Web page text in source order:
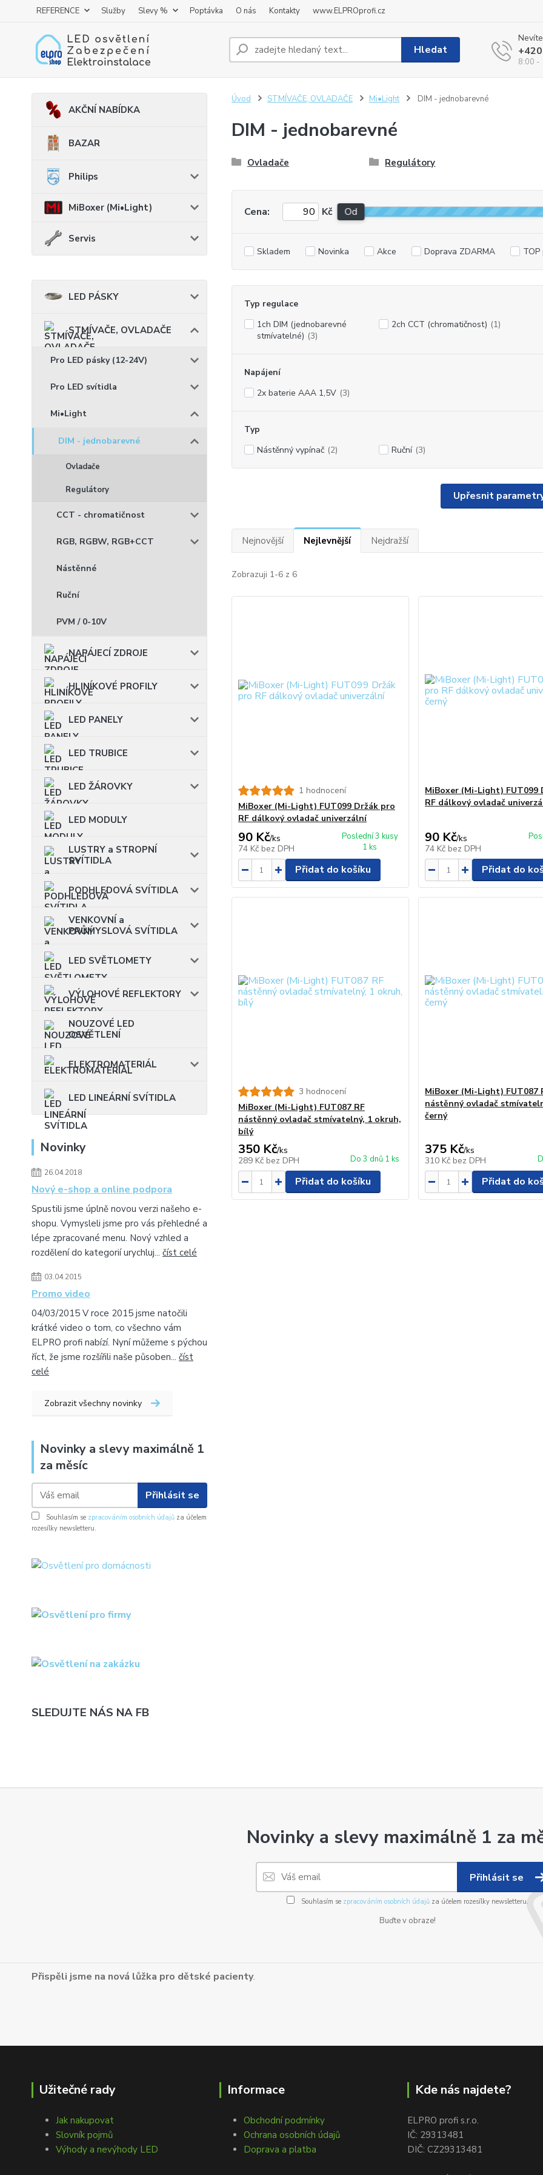
REFERENCE Služby Slevy % Poptávka O nás Kontakty www.ELPROprofi.cz
Hledat
8:00 -
AKČNÍ NABÍDKA
BAZAR
Philips
MiBoxer (Mi•Light)
Servis
LED PÁSKY
STMÍVAČE, OVLADAČE
Pro LED pásky (12-24V)
Pro LED svítidla
Mi•Light
DIM - jednobarevné
Ovladače
Regulátory
CCT - chromatičnost
RGB, RGBW, RGB+CCT
Nástěnné
Ruční
PVM / 0-10V
NAPÁJECÍ ZDROJE
HLINÍKOVÉ PROFILY
LED PANELY
LED TRUBICE
LED ŽÁROVKY
LED MODULY
LUSTRY a STROPNÍ
SVÍTIDLA
PODHLEDOVÁ SVÍTIDLA
VENKOVNÍ a
PRŮMYSLOVÁ SVÍTIDLA
LED SVĚTLOMETY
VÝLOHOVÉ REFLEKTORY
NOUZOVÉ LED
OSVĚTLENÍ
ELEKTROMATERIÁL
LED LINEÁRNÍ SVÍTIDLA
Novinky
26.04.2018
Nový e-shop a online podpora
Spustili jsme úplně novou verzi našeho e-
shopu. Vymysleli jsme pro vás přehledné a
lépe zpracované menu. Nový vzhled a
rozdělení do kategorií urychluj... číst celé
03.04.2015
Promo video
04/03/2015 V roce 2015 jsme natočili
krátké video o tom, co všechno vám
ELPRO profi nabízí. Nyní můžeme s pýchou
říct, že jsme rozšířili naše působen... číst
celé
Zobrazit všechny novinky
Novinky a slevy maximálně 1
za měsíc
Přihlásit se
Souhlasím se zpracováním osobních údajů za účelem
rozesílky newsletteru.
SLEDUJTE NÁS NA FB
Úvod STMÍVAČE, OVLADAČE Mi•Light DIM - jednobarevné
DIM - jednobarevné
Ovladače Regulátory
Upřesnit
Cena: Kč Od
Skladem Novinka Akce Doprava ZDARMA
Typ regulace
1ch DIM (jednobarevné
stmívatelné) (3)
2ch CCT (chromatičnost) (1)
Napájení
2x baterie AAA 1,5V (3)
Typ
Nástěnný vypínač (2) Ruční (3)
Nejnovější Nejlevnější Nejdražší
Zobrazuji 1-6 z 6
1 hodnocení
MiBoxer (Mi-Light) FUT099 Držák pro
RF dálkový ovladač univerzální
90 Kč/ks
74 Kč bez DPH
Poslední 3 kusy
1 ks
Přidat do košíku
MiBoxer (Mi-Light) FUT099
RF dálkový ovladač
90 Kč/ks
74 Kč bez DPH
Přidat do
3 hodnocení
MiBoxer (Mi-Light) FUT087 RF
nástěnný ovladač stmívatelný, 1 okruh,
bílý
350 Kč/ks
289 Kč bez DPH Do 3 dnů 1 ks
Přidat do košíku
MiBoxer (Mi-Light) FUT087
nástěnný ovladač
černý
375 Kč/ks
310 Kč bez DPH
Přidat do
Novinky a slevy maximálně 1 za
Přihlásit se
Souhlasím se zpracováním osobních údajůza účelem rozesílky newsletteru.
Buďte v obraze!
Přispěli jsme na nová lůžka pro dětské pacienty.
Užitečné rady
Jak nakupovat
Slovník pojmů
Výhody a nevýhody LED
Informace
Obchodní podmínky
Ochrana osobních údajů
Doprava a platba
Kde nás najdete?
ELPRO profi s.r.o.
IČ: 29313481
DIČ: CZ29313481